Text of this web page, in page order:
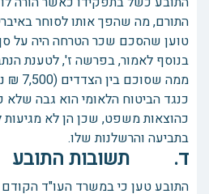
התורם, מה שהפך אותו לסוחר
טוען שהסכם שכר הטרחה היה על סך של
בנוסף לאמור, בפרשה ז', לטענת
ממה
כהוצאות משפט, שכן הן לא מגיעות
בתביעה והרשלנות שלו.
ד. תשובות התובע
התובע טען כי במשרד העו"ד הקודם